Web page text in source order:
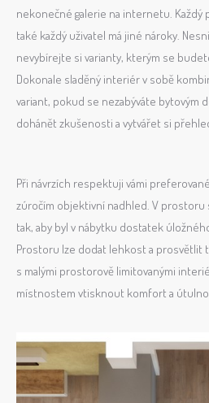
nekonečné galerie na internetu. Každý
také každý uživatel má jiné nároky.
nevybírejte si varianty, kterým se
Dokonale sladěný interiér v sobě
variant, pokud se nezabýváte bytovým
dohánět zkušenosti a vytvářet si
Při návrzích respektuji vámi
zúročím objektivní nadhled. V prostoru
tak, aby byl v nábytku dostatek
Prostoru lze dodat lehkost a prosvětlit
s malými prostorově limitovanými
místnostem vtisknout komfort a